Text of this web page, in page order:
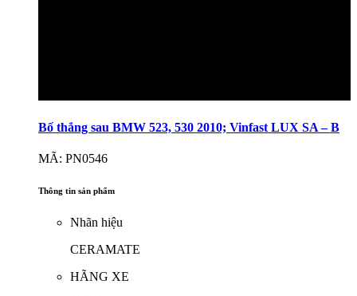
Bố thắng sau BMW 523, 530 2010; Vinfast LUX SA – B
MÃ: PN0546
Thông tin sản phẩm
Nhãn hiệu
CERAMATE
HÃNG XE